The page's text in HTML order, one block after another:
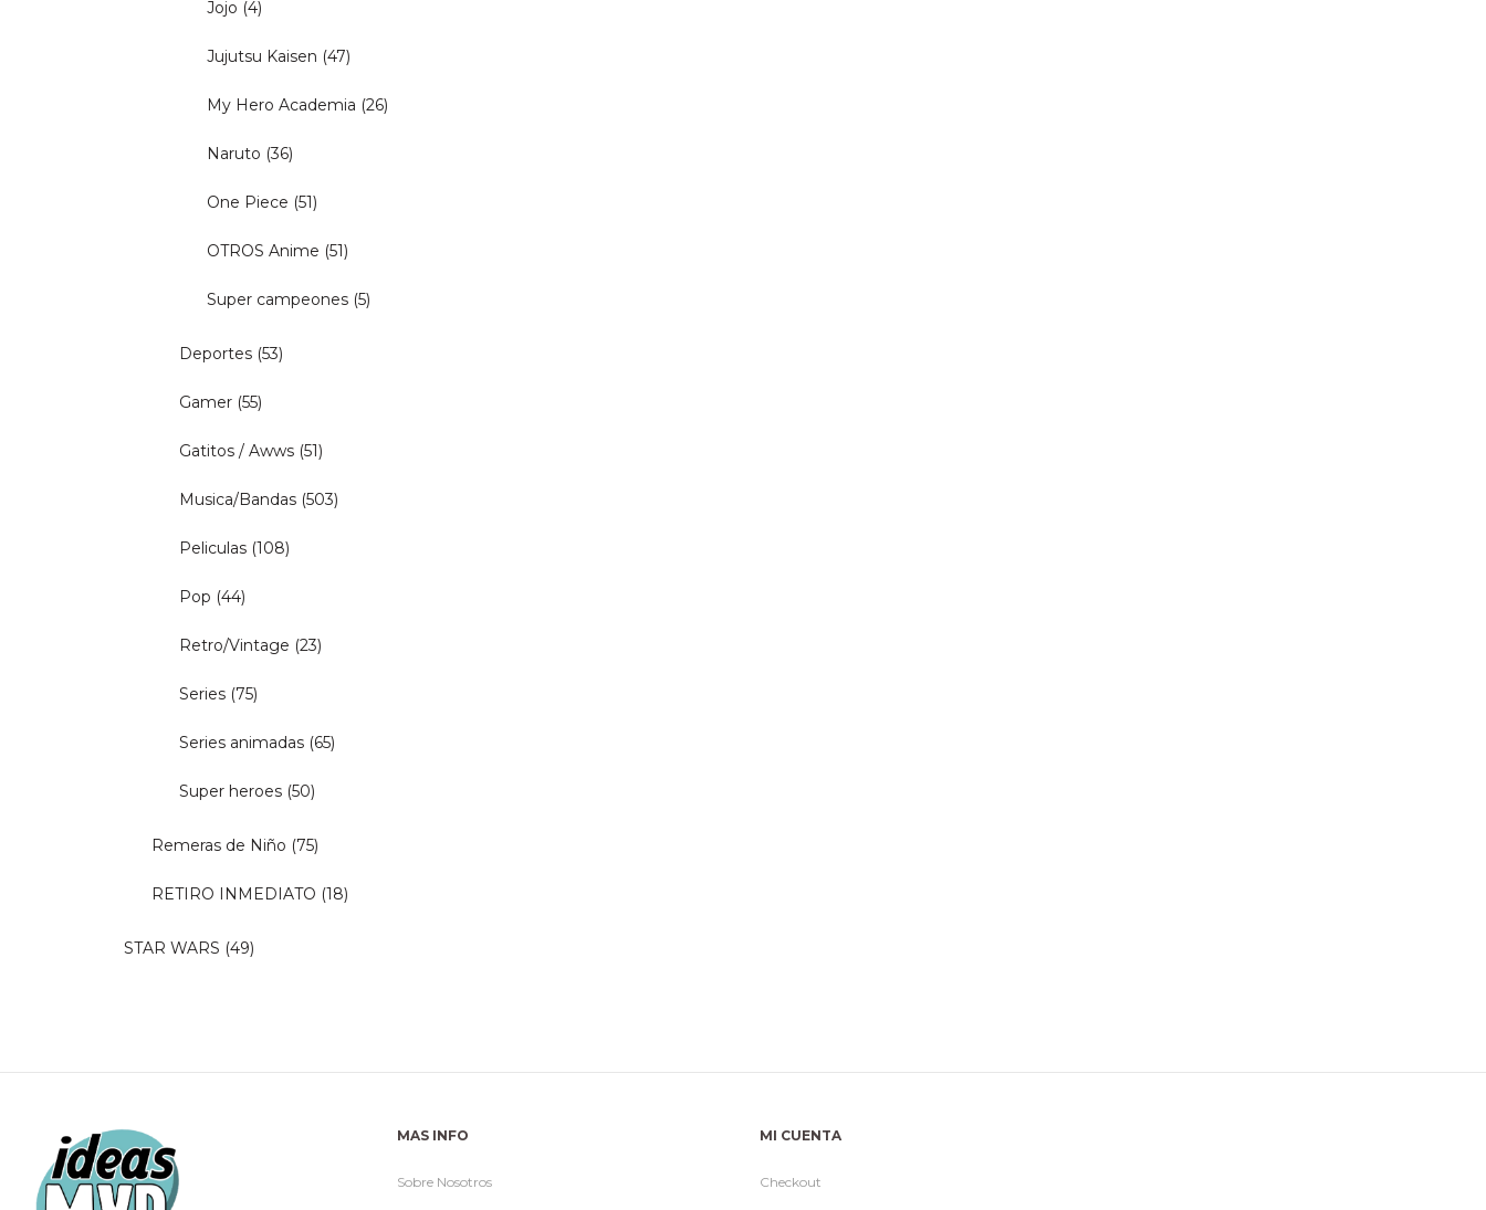
Jojo (4)
Jujutsu Kaisen (47)
My Hero Academia (26)
Naruto (36)
One Piece (51)
OTROS Anime (51)
Super campeones (5)
Deportes (53)
Gamer (55)
Gatitos / Awws (51)
Musica/Bandas (503)
Peliculas (108)
Pop (44)
Retro/Vintage (23)
Series (75)
Series animadas (65)
Super heroes (50)
Remeras de Niño (75)
RETIRO INMEDIATO (18)
STAR WARS (49)
MAS INFO
Sobre Nosotros
MI CUENTA
Checkout